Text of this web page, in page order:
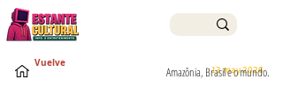
13 may 2026
Amazônia, Brasil e o mundo.
Vuelve